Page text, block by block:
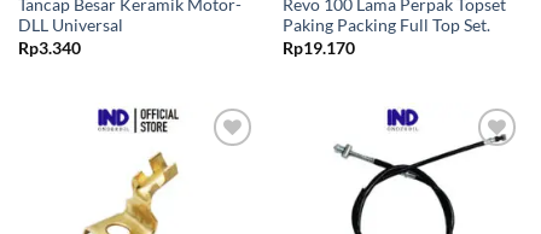
Tancap Besar Keramik Motor-
DLL Universal
Rp3.340
Revo 100 Lama Perpak Topset
Paking Packing Full Top Set.
Rp19.170
Tambahkan
ke Wishlist
Tambahkan